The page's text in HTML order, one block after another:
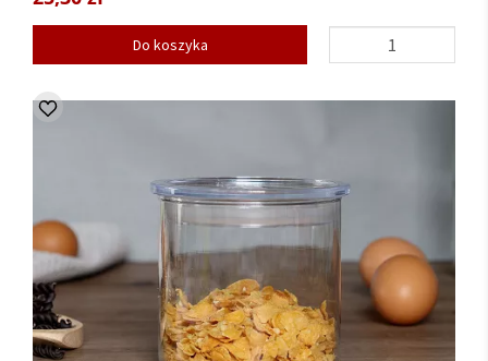
Do koszyka